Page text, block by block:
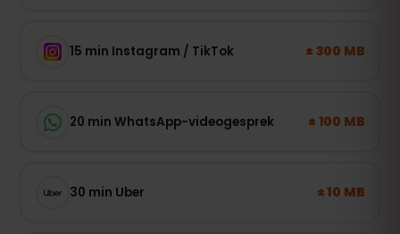
15 min Instagram / TikTok ± 300 MB
20 min WhatsApp-videogesprek ± 100 MB
30 min Uber ± 10 MB